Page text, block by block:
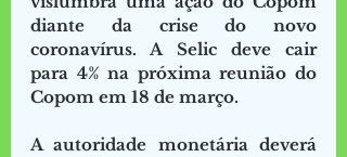
diante da crise do novo
coronavírus. A Selic deve cair
para 4% na próxima reunião do
Copom em 18 de março.
A autoridade monetária deverá